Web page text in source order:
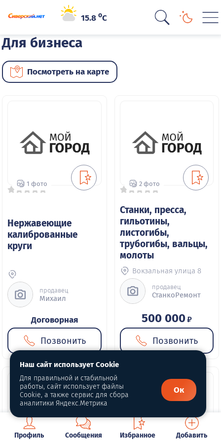
15.8oC
Для бизнеса
Посмотреть на карте
1 фото
Нержавеющие
калиброванные
круги
продавец
Михаил
Договорная
Позвонить
2 фото
Станки, пресса,
гильотины,
листогибы,
трубогибы, вальцы,
молоты
Вокзальная улица 8
продавец
СтанкоРемонт
500 000₽
Позвонить
Профиль Сообщения Избранное Добавить
Наш сайт использует Cookie
Для правильной и стабильной
работы, сайт использует файлы
Cookie, а также сервис для сбора
аналитики Яндекс.Метрика
Ок